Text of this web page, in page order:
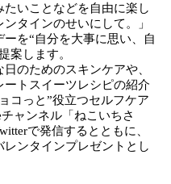
いことなどを自由に楽し
タインのせいにして。」
を“自分を大事に思い、自
案します。
のためのスキンケアや、
トスイーツレシピの紹介
コっと”役立つセルフケア
ャンネル「ねこいちさ
で発信するとともに、
ンタインプレゼントとし